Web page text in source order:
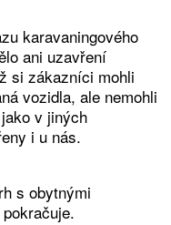
karavaningového
ani uzavření
si zákazníci mohli
vozidla, ale nemohli
v jiných
i u nás.
s obytnými